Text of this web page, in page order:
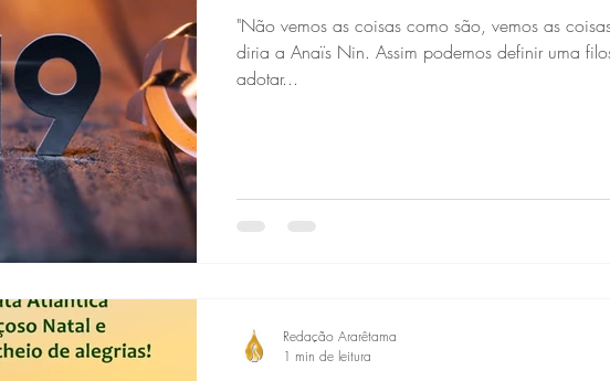
"Não vemos as coisas como são, vemos as
diria a Anaïs Nin. Assim podemos definir uma
adotar...
Redação Ararêtama
1 min de leitura